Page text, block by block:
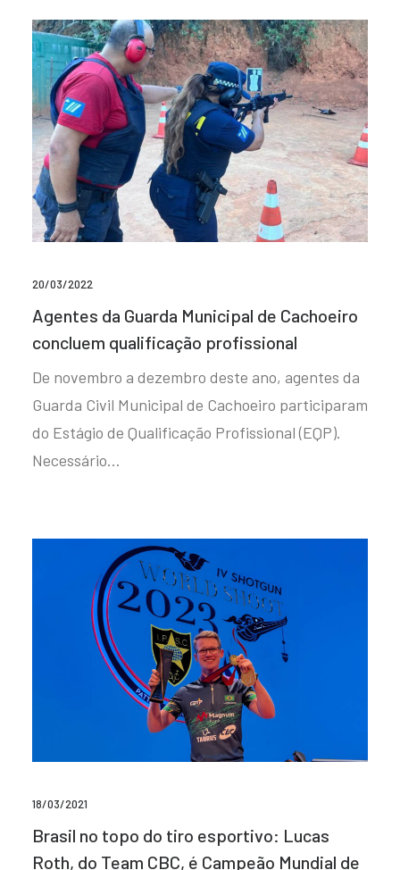
20/03/2022
Agentes da Guarda Municipal de Cachoeiro
concluem qualificação profissional
De novembro a dezembro deste ano, agentes da
Guarda Civil Municipal de Cachoeiro participaram
do Estágio de Qualificação Profissional (EQP).
Necessário…
18/03/2021
Brasil no topo do tiro esportivo: Lucas
Roth, do Team CBC, é Campeão Mundial de